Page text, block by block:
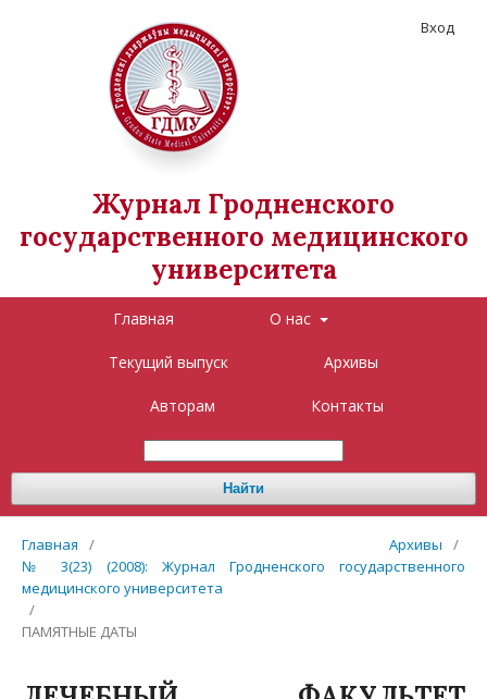
Журнал Гродненского
государственного медицинского
университета
Главная О нас
Текущий выпуск Архивы
Авторам Контакты
Найти
Вход
Главная / Архивы
/
№ 3(23) (2008): Журнал Гродненского государственного
медицинского университета
/
ПАМЯТНЫЕ ДАТЫ